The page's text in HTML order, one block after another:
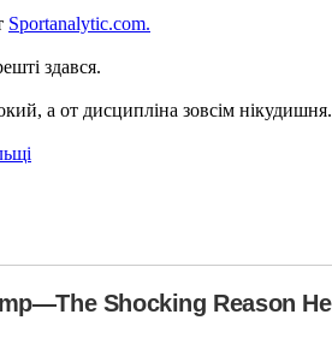
Sportanalytic.com.
здався.
а от дисципліна зовсім нікудишня.